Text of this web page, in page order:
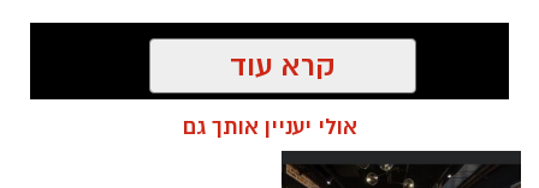
קרא עוד
אולי יעניין אותך גם